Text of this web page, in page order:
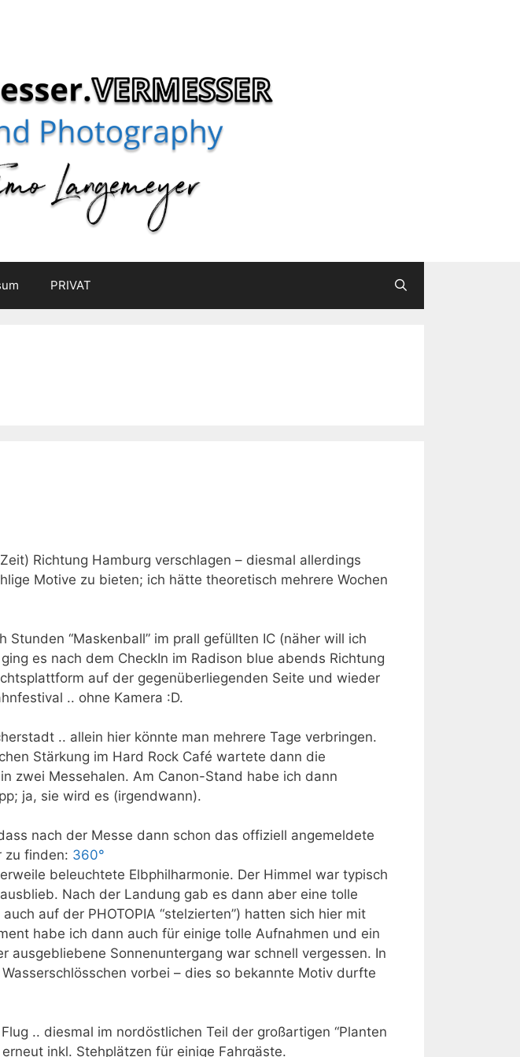
PRIVAT
Richtung Hamburg verschlagen – diesmal allerdings
Motive zu bieten; ich hätte theoretisch mehrere Wochen
“Maskenball” im prall gefüllten IC (näher will ich
es nach dem CheckIn im Radison blue abends Richtung
auf der gegenüberliegenden Seite und wieder
.. ohne Kamera :D.
.. allein hier könnte man mehrere Tage verbringen.
Stärkung im Hard Rock Café wartete dann die
zwei Messehalen. Am Canon-Stand habe ich dann
ja, sie wird es (irgendwann).
nach der Messe dann schon das offiziell angemeldete
zu finden: 360°
beleuchtete Elbphilharmonie. Der Himmel war typisch
Nach der Landung gab es dann aber eine tolle
auf der PHOTOPIA “stelzierten”) hatten sich hier mit
habe ich dann auch für einige tolle Aufnahmen und ein
ausgebliebene Sonnenuntergang war schnell vergessen. In
vorbei – dies so bekannte Motiv durfte
.. diesmal im nordöstlichen Teil der großartigen “Planten
inkl. Stehplätzen für einige Fahrgäste.